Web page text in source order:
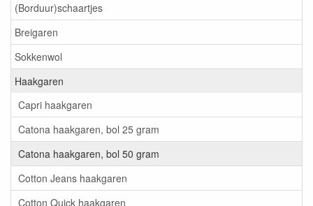
(Borduur)schaartjes
Breigaren
Sokkenwol
Haakgaren
Capri haakgaren
Catona haakgaren, bol 25 gram
Catona haakgaren, bol 50 gram
Cotton Jeans haakgaren
Cotton Quick haakgaren